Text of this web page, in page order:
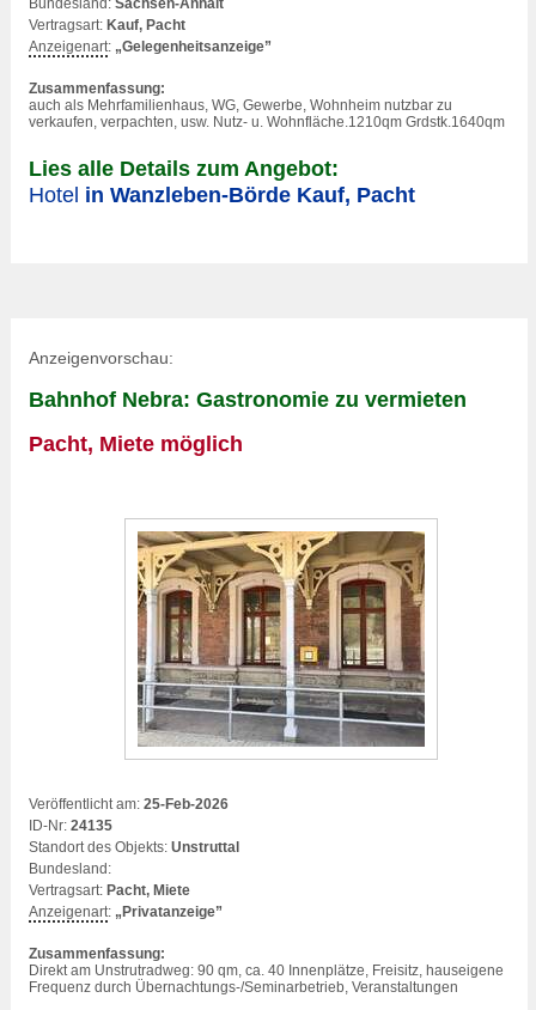
Bundesland: Sachsen-Anhalt
Vertragsart: Kauf, Pacht
Anzeigenart: „Gelegenheitsanzeige”
Zusammenfassung:
auch als Mehrfamilienhaus, WG, Gewerbe, Wohnheim nutzbar zu
verkaufen, verpachten, usw. Nutz- u. Wohnfläche.1210qm Grdstk.1640qm
Lies alle Details zum Angebot:
Hotel in Wanzleben-Börde Kauf, Pacht
Anzeigenvorschau:
Bahnhof Nebra: Gastronomie zu vermieten
Pacht, Miete möglich
Veröffentlicht am: 25-Feb-2026
ID-Nr: 24135
Standort des Objekts: Unstruttal
Bundesland:
Vertragsart: Pacht, Miete
Anzeigenart: „Privatanzeige”
Zusammenfassung:
Direkt am Unstrutradweg: 90 qm, ca. 40 Innenplätze, Freisitz, hauseigene
Frequenz durch Übernachtungs-/Seminarbetrieb, Veranstaltungen